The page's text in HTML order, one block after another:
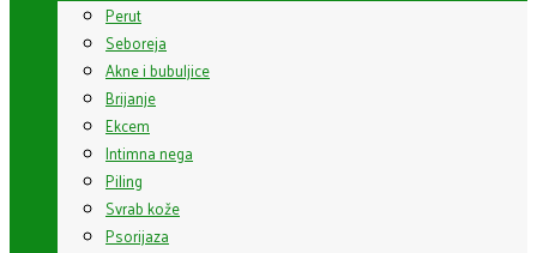
Perut
Seboreja
Akne i bubuljice
Brijanje
Ekcem
Intimna nega
Piling
Svrab kože
Psorijaza